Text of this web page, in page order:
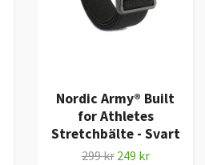
Nordic Army® Built
for Athletes
Stretchbälte - Svart
299 kr 249 kr